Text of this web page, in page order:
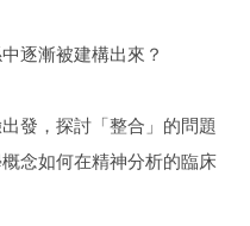
逐漸被建構出來？
發，探討「整合」的問題
念如何在精神分析的臨床